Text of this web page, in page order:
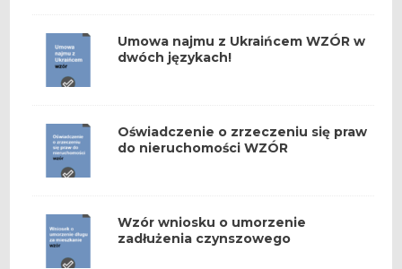
Umowa najmu z Ukraińcem WZÓR w
dwóch językach!
Oświadczenie o zrzeczeniu się praw
do nieruchomości WZÓR
Wzór wniosku o umorzenie
zadłużenia czynszowego